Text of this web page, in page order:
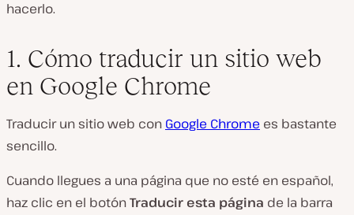
hacerlo.
1. Cómo traducir un sitio web
en Google Chrome
Traducir un sitio web con Google Chrome es bastante
sencillo.
Cuando llegues a una página que no esté en español,
haz clic en el botónTraducir esta página de la barra